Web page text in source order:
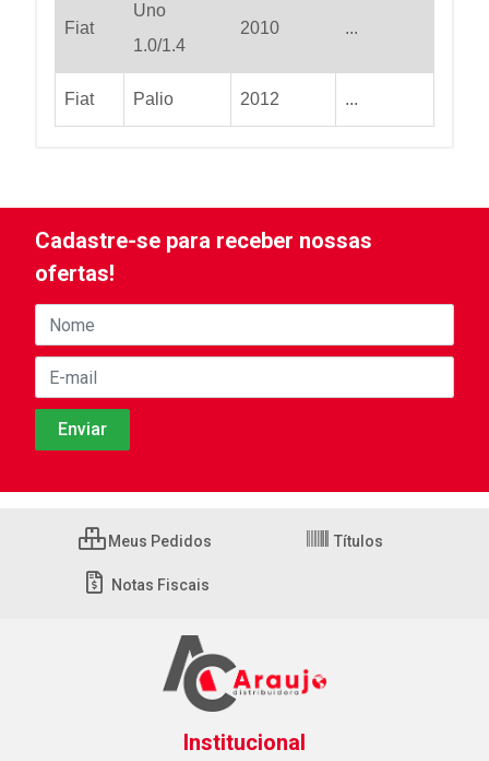
Fiat
Uno
1.0/1.4
2010 ...
Fiat Palio 2012 ...
Cadastre-se para receber nossas
ofertas!
Meus Pedidos Títulos
Notas Fiscais
Institucional